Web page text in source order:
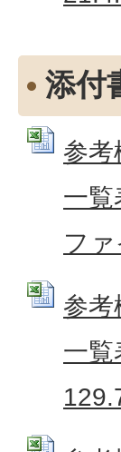
添付
参考
一覧
フ
参考
一覧